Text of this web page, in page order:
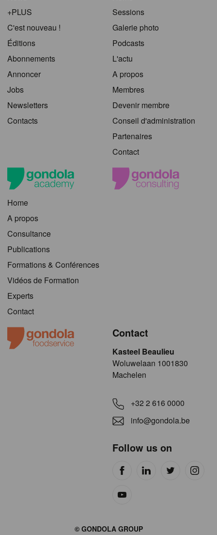
+PLUS
C'est nouveau !
Éditions
Abonnements
Annoncer
Jobs
Newsletters
Contacts
Sessions
Galerie photo
Podcasts
L'actu
A propos
Membres
Devenir membre
Conseil d'administration
Partenaires
Contact
Home
A propos
Consultance
Publications
Formations & Conférences
Vidéos de Formation
Experts
Contact
Contact
Kasteel Beaulieu
​​​Woluwelaan 1001830
Machelen
+32 2 616 0000
info@gondola.be
Follow us on
© GONDOLA GROUP